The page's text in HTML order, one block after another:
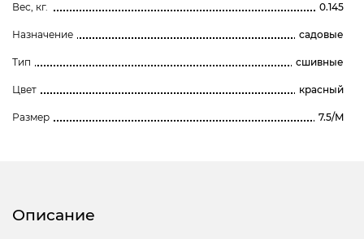
Вес, кг. 0.145
Назначение садовые
Тип сшивные
Цвет красный
Размер 7.5/M
Описание